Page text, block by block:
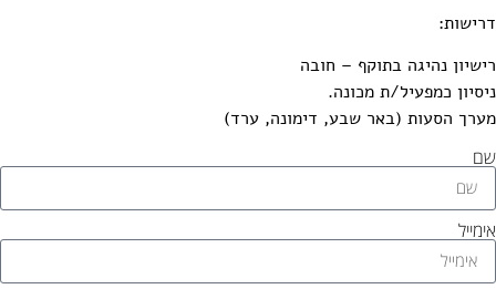
נהיגה בתוקף – חובה
כמפעיל/ת מכונה.
הסעות (באר שבע, דימונה, ערד)